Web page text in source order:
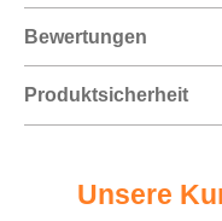
Bewertungen
Produktsicherheit
Unsere